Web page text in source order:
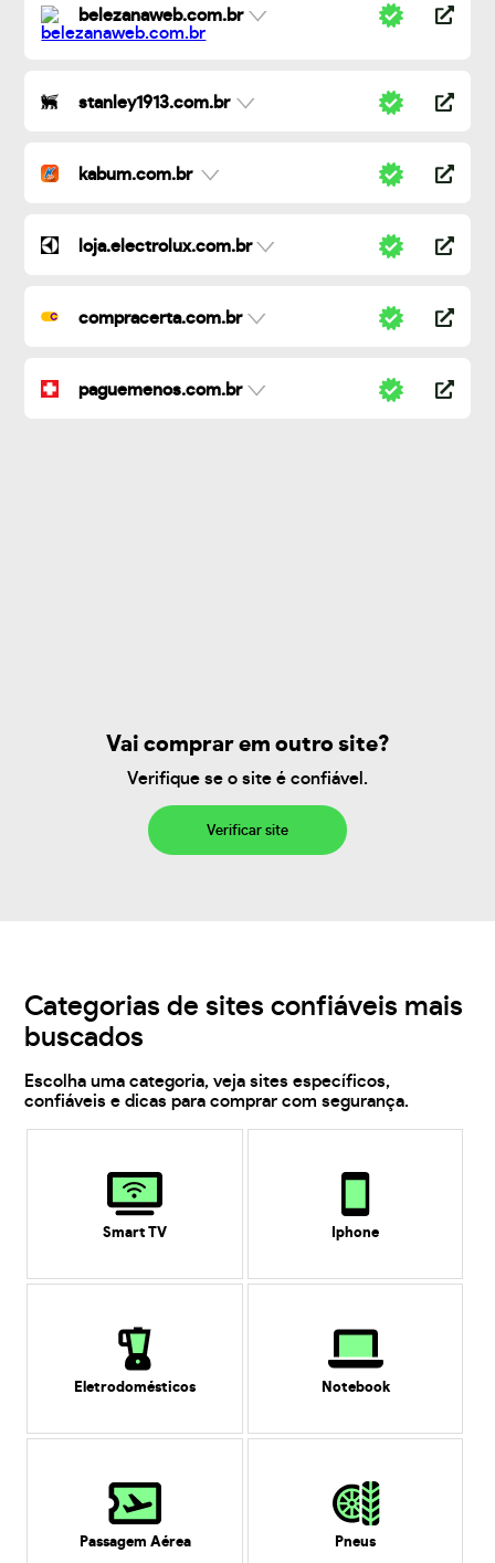
belezanaweb.com.br
stanley1913.com.br
kabum.com.br
loja.electrolux.com.br
compracerta.com.br
paguemenos.com.br
Vai comprar em outro site?
Verifique se o site é confiável.
Verificar site
Categorias de sites confiáveis mais
buscados
Escolha uma categoria, veja sites específicos,
confiáveis e dicas para comprar com segurança.
Smart TV Iphone
Eletrodomésticos Notebook
Passagem Aérea Pneus